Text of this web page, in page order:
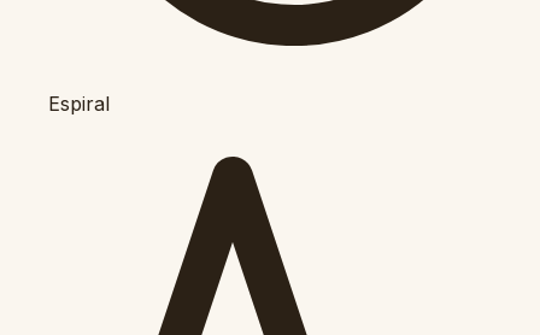
Espiral